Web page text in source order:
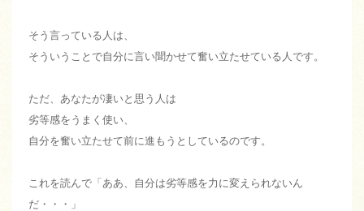
そう言っている人は、
そういうことで自分に言い聞かせて奮い立たせている人です。
ただ、あなたが凄いと思う人は
劣等感をうまく使い、
自分を奮い立たせて前に進もうとしているのです。
これを読んで「ああ、自分は劣等感を力に変えられないん
だ・・・」